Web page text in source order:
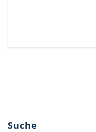
Suche